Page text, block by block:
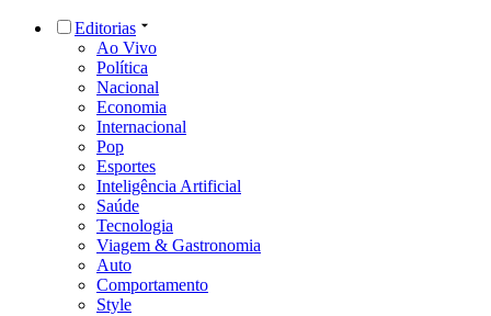
Editorias
Ao Vivo
Política
Nacional
Economia
Internacional
Pop
Esportes
Inteligência Artificial
Saúde
Tecnologia
Viagem & Gastronomia
Auto
Comportamento
Style